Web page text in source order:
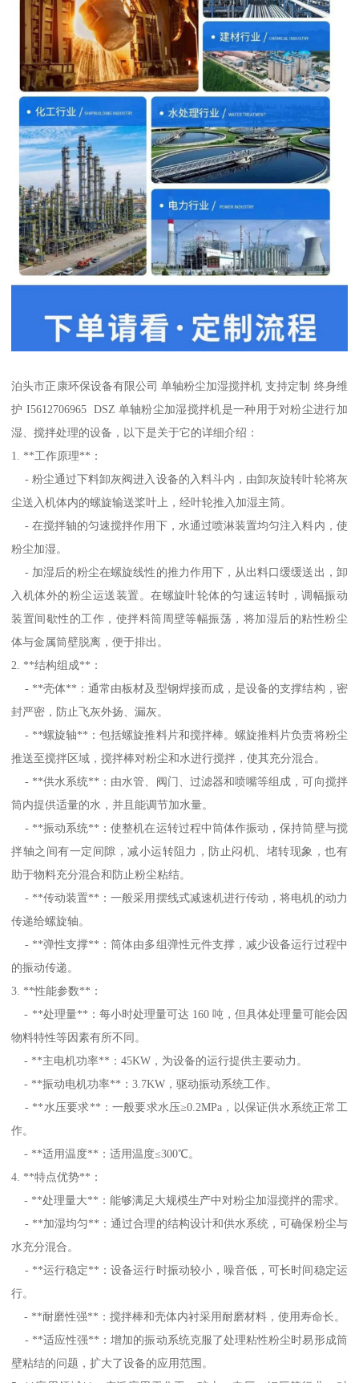
泊头市正康环保设备有限公司 单轴粉尘加湿搅拌机 支持定制 终身维
护 I5612706965 DSZ 单轴粉尘加湿搅拌机是一种用于对粉尘进行加
湿、搅拌处理的设备，以下是关于它的详细介绍：
1. **工作原理**：
- 粉尘通过下料卸灰阀进入设备的入料斗内，由卸灰旋转叶轮将灰
尘送入机体内的螺旋输送桨叶上，经叶轮推入加湿主筒。
- 在搅拌轴的匀速搅拌作用下，水通过喷淋装置均匀注入料内，使
粉尘加湿。
- 加湿后的粉尘在螺旋线性的推力作用下，从出料口缓缓送出，卸
入机体外的粉尘运送装置。在螺旋叶轮体的匀速运转时，调幅振动
装置间歇性的工作，使拌料筒周壁等幅振荡，将加湿后的粘性粉尘
体与金属筒壁脱离，便于排出。
2. **结构组成**：
- **壳体**：通常由板材及型钢焊接而成，是设备的支撑结构，密
封严密，防止飞灰外扬、漏灰。
- **螺旋轴**：包括螺旋推料片和搅拌棒。螺旋推料片负责将粉尘
推送至搅拌区域，搅拌棒对粉尘和水进行搅拌，使其充分混合。
- **供水系统**：由水管、阀门、过滤器和喷嘴等组成，可向搅拌
筒内提供适量的水，并且能调节加水量。
- **振动系统**：使整机在运转过程中筒体作振动，保持筒壁与搅
拌轴之间有一定间隙，减小运转阻力，防止闷机、堵转现象，也有
助于物料充分混合和防止粉尘粘结。
- **传动装置**：一般采用摆线式减速机进行传动，将电机的动力
传递给螺旋轴。
- **弹性支撑**：筒体由多组弹性元件支撑，减少设备运行过程中
的振动传递。
3. **性能参数**：
- **处理量**：每小时处理量可达 160 吨，但具体处理量可能会因
物料特性等因素有所不同。
- **主电机功率**：45KW，为设备的运行提供主要动力。
- **振动电机功率**：3.7KW，驱动振动系统工作。
- **水压要求**：一般要求水压≥0.2MPa，以保证供水系统正常工
作。
- **适用温度**：适用温度≤300℃。
4. **特点优势**：
- **处理量大**：能够满足大规模生产中对粉尘加湿搅拌的需求。
- **加湿均匀**：通过合理的结构设计和供水系统，可确保粉尘与
水充分混合。
- **运行稳定**：设备运行时振动较小，噪音低，可长时间稳定运
行。
- **耐磨性强**：搅拌棒和壳体内衬采用耐磨材料，使用寿命长。
- **适应性强**：增加的振动系统克服了处理粘性粉尘时易形成筒
壁粘结的问题，扩大了设备的应用范围。